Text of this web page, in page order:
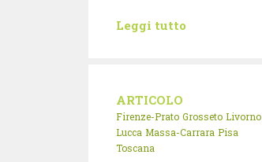
Leggi tutto
ARTICOLO
Firenze-Prato Grosseto Livorno
Lucca Massa-Carrara Pisa
Toscana